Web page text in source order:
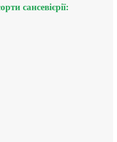
сансевієрії: